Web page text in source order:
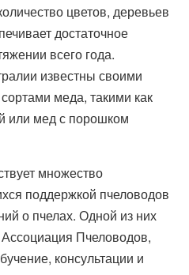
цветов, деревьев
достаточное
всего года.
известны своими
меда, такими как
или мед с порошком
множество
поддержкой пчеловодов
о пчелах. Одной из них
Пчеловодов,
консультации и